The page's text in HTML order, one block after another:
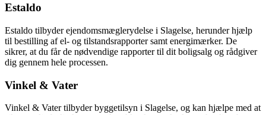
Estaldo
Estaldo tilbyder ejendomsmæglerydelse i Slagelse, herunder hjælp
til bestilling af el- og tilstandsrapporter samt energimærker. De
sikrer, at du får de nødvendige rapporter til dit boligsalg og rådgiver
dig gennem hele processen.
Vinkel & Vater
Vinkel & Vater tilbyder byggetilsyn i Slagelse, og kan hjælpe med at